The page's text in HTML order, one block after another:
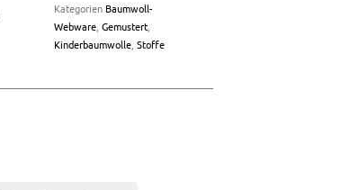
Kategorien Baumwoll-
Webware, Gemustert,
Kinderbaumwolle, Stoffe